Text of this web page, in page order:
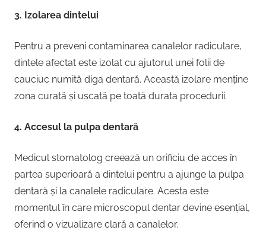
3. Izolarea dintelui
Pentru a preveni contaminarea canalelor radiculare,
dintele afectat este izolat cu ajutorul unei folii de
cauciuc numită diga dentară. Această izolare menține
zona curată și uscată pe toată durata procedurii.
4. Accesul la pulpa dentară
Medicul stomatolog creează un orificiu de acces în
partea superioară a dintelui pentru a ajunge la pulpa
dentară și la canalele radiculare. Acesta este
momentul în care microscopul dentar devine esențial,
oferind o vizualizare clară a canalelor.